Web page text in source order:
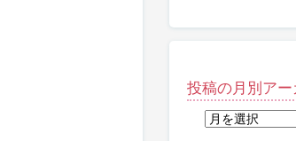
投稿の月別ア